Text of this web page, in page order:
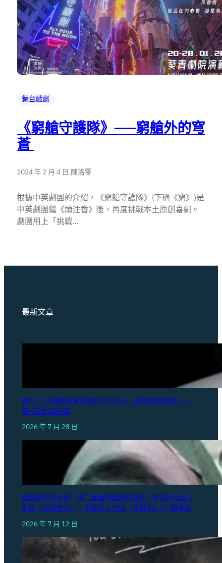
舞台戲劇
《窮艙守護隊》——窮艙外的穹
蒼
2024 年 2 月 4 日.陳洛零
根據中英劇團的介紹，《窮艙守護隊》(下稱《窮》)是
中英劇團繼《頭注香》後，再度挑戰本土原創喜劇。
劇團用上「挑戰…
最新文章
進念·二十面體及香港當代文化中心《諸神會藝術節》——
藝術家的藝術節
2026 年 7 月 28 日
超越時代的莎劇︰第二屆香港國際莎劇節—克拉約瓦國立
劇院《哈姆雷特》、鄧樹榮工作室《泰特斯2.0》觀後談
2026 年 7 月 12 日